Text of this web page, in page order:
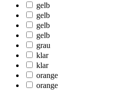
gelb
gelb
gelb
gelb
grau
klar
klar
orange
orange